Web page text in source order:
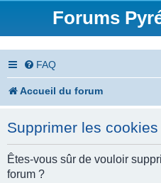
Forums
FAQ
Accueil du forum
Supprimer les cookies
Êtes-vous sûr de vouloir
forum ?